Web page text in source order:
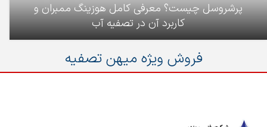
پرشروسل چیست؟ معرفی کامل هوزینگ ممبران و
کاربرد آن در تصفیه آب
فروش ویژه میهن تصفیه